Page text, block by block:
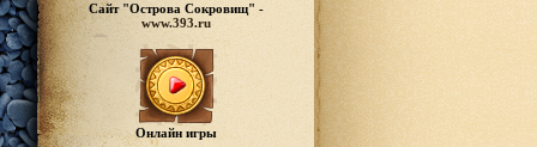
Сайт "Острова Сокровищ" -
www.393.ru
Онлайн игры